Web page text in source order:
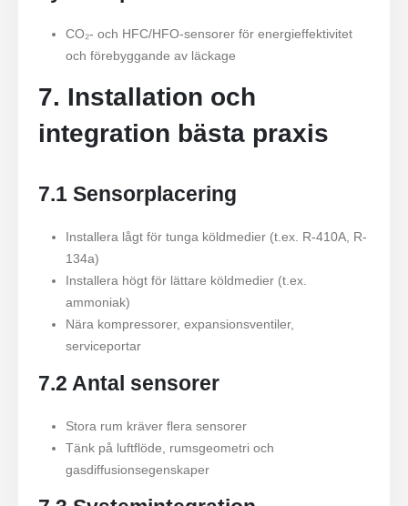
CO₂- och HFC/HFO-sensorer för energieffektivitet
och förebyggande av läckage
7. Installation och
integration bästa praxis
7.1 Sensorplacering
Installera lågt för tunga köldmedier (t.ex. R-410A, R-
134a)
Installera högt för lättare köldmedier (t.ex.
ammoniak)
Nära kompressorer, expansionsventiler,
serviceportar
7.2 Antal sensorer
Stora rum kräver flera sensorer
Tänk på luftflöde, rumsgeometri och
gasdiffusionsegenskaper